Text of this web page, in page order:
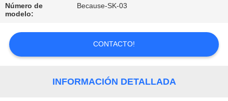
CONTÁCTENOS
PIDA
Número de
modelo:
Because-SK-03
CONTACTO!
INFORMACIÓN DETALLADA